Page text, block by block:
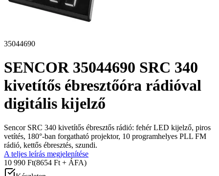
35044690
SENCOR 35044690 SRC 340
kivetítős ébresztőóra rádióval
digitális kijelző
Sencor SRC 340 kivetítős ébresztős rádió: fehér LED kijelző, piros
vetítés, 180°-ban forgatható projektor, 10 programhelyes PLL FM
rádió, kettős ébresztés, szundi.
A teljes leírás megjelenítése
10 990 Ft(8654 Ft + ÁFA)